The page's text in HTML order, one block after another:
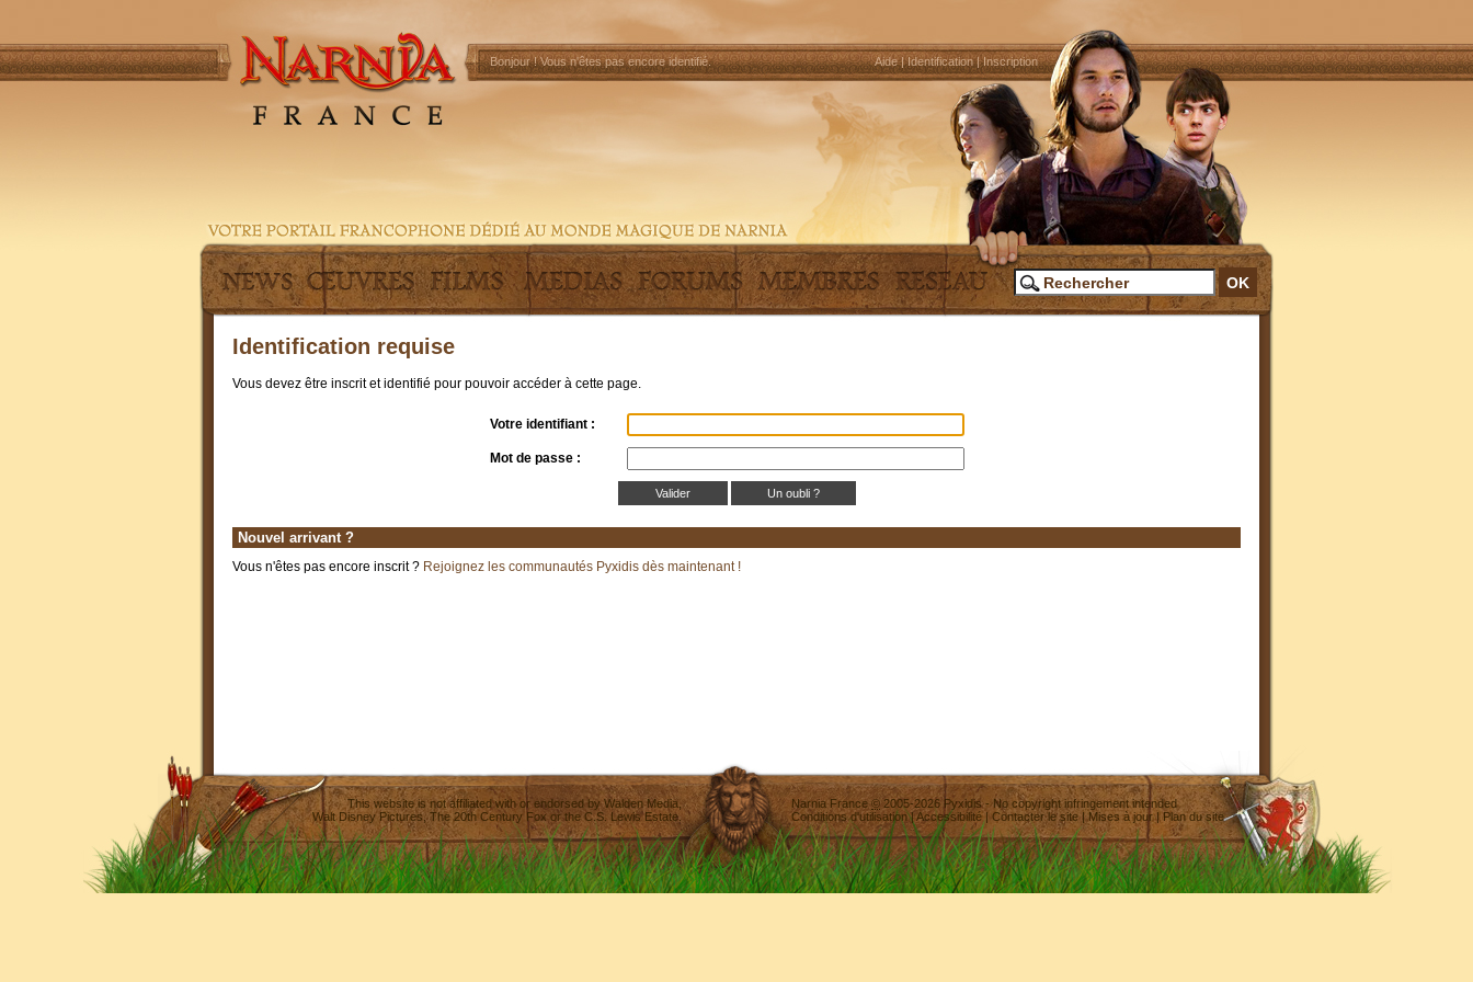
Bonjour !Vous n'êtes pas encore identifié. Aide|Identification|Inscription
Identification requise
Vous devez être inscrit et identifié pour pouvoir accéder à cette page.
Votre identifiant :
Mot de passe :
Un oubli ?
Nouvel arrivant ?
Vous n'êtes pas encore inscrit ? Rejoignez les communautés Pyxidis dès maintenant !
This website is not affiliated with or endorsed byWalden Media
Walt Disney Pictures,The 20th Century Fox or the C.S. Lewis Estate.
Narnia France ©2005-2026 Pyxidis- No copyright infringement intended
Conditions d'utilisation|Accessibilité| Contacter le site|Mises à jour| Plan du site